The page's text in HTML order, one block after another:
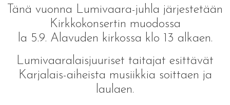
Tänä vuonna Lumivaara-juhla järjestetään
Kirkkokonsertin muodossa
la 5.9. Alavuden kirkossa klo 13 alkaen.
Lumivaaralaisjuuriset taitajat esittävät
Karjalais-aiheista musiikkia soittaen ja
laulaen.